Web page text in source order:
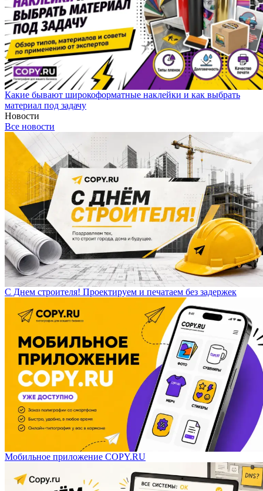
Какие бывают широкоформатные наклейки и как выбрать
материал под задачу
Новости
Все новости
С Днем строителя! Проектируем и печатаем без задержек
Мобильное приложение COPY.RU